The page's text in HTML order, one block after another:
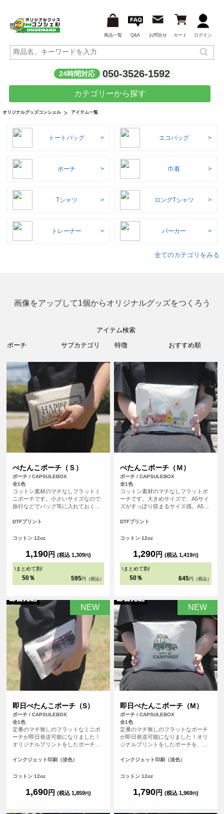
商品一覧 Q&A お問合せ カート ログイン
24時間対応 050-3526-1592
カテゴリーから探す
オリジナルグッズコンシェル アイテム一覧
トートバッグ エコバッグ
ポーチ 巾着
Tシャツ ロングTシャツ
トレーナー パーカー
全てのカテゴリをみる
画像をアップして1個からオリジナルグッズをつくろう
アイテム検索
ぺたんこポーチ（Ｓ）
ポーチ / CAPSULEBOX
全1色
コットン素材のマチなしフラットミ
ニポーチです。小さいサイズなので
旅行などでバッグ等に入れておくと
なっております。四角い形のポーチ
なデザインをレイアウトしてオリジ
ます。
DTFプリント
コットン 12oz
1,190円 (税込 1,309円)
\まとめて割/
50％ 595 円（税込）
ぺたんこポーチ（Ｍ）
ポーチ / CAPSULEBOX
全1色
コットン素材のマチなしフラットポ
ーチです。大きめサイズで、A5サイ
ズがすっぽり収まるサイズ感。A5ノ
たり、旅行などで小物の小分け用ポ
ジッパーになっております。四角い
く、お好きなデザインをレイアウト
してオリジナル度たっぷりのポーチ
を作成できます。
DTFプリント
コットン 12oz
1,290円 (税込 1,419円)
\まとめて割/
50％ 645 円（税込）
NEW
即日ぺたんこポーチ（S）
ポーチ / CAPSULEBOX
全1色
定番のマチ無しのフラットなミニポ
ーチが即日発送可能になりました！
オリジナルプリントをしたポーチ
済完了）で、その日に発送する超短
注文し忘れ、すぐに欲しい！など、
カラープリントしたオリジナルポー
チが作れます。
インクジェット印刷（淡色）
コットン 12oz
1,690円 (税込 1,859円)
NEW
即日ぺたんこポーチ（M）
ポーチ / CAPSULEBOX
全1色
定番のマチ無しのフラットなポーチ
が即日発送可能になりました！オリ
ジナルプリントをしたポーチを、平
了）で、その日に発送する超短納期
し忘れ、すぐに欲しい！など、時間
ープリントしたオリジナルポーチが
作れます。
インクジェット印刷（淡色）
コットン 12oz
1,790円 (税込 1,969円)